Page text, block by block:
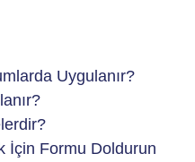
Uygulanır?
İçin Formu Doldurun